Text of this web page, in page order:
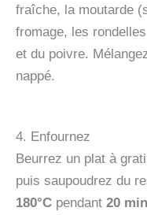
fraîche, la moutarde
fromage, les
et du poivre.
nappé.
4. Enfournez
Beurrez un plat à
puis saupoudrez du
180°C pendant 20